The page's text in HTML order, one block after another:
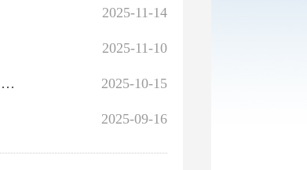
2025-11-14
2025-11-10
2025-10-15
【新时代文明实践在行动】博湖县本布图镇组织观看2025年第三次“中国好人榜”发布直播
2025-09-16